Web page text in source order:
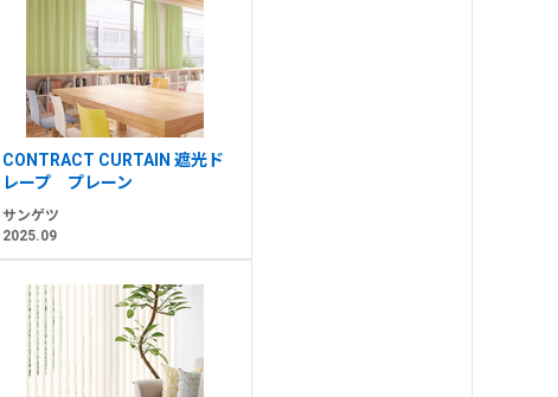
CONTRACT CURTAIN 遮光ド
レープ プレーン
サンゲツ
2025.09